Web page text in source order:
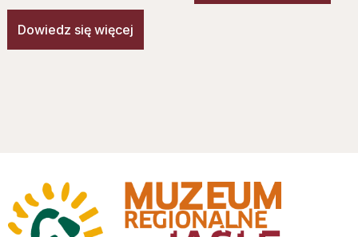
Dowiedz się więcej